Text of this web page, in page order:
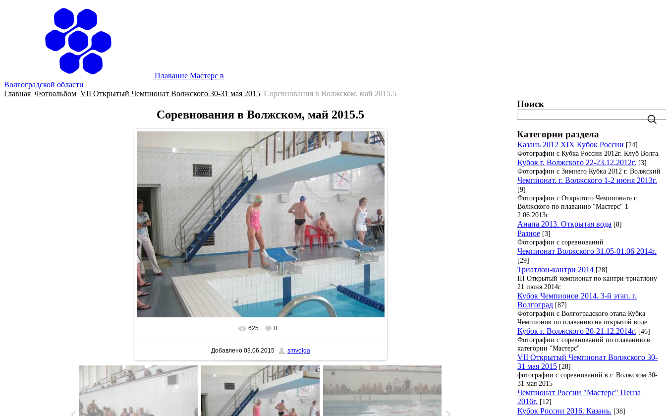
Плавание Мастерс в
Волгоградской области
Главная Фотоальбом VII Открытый Чемпионат Волжского 30-31 мая 2015 Соревнования в Волжском, май 2015.5
Соревнования в Волжском, май 2015.5
В реальном размере 1600x1200
625 0
Добавлено03.06.2015 smvolga
Поиск
Категории раздела
Казань 2012 XIX Кубок России [24]
Фотографии с Кубка России 2012г. Клуб Волга.
Кубок г. Волжского 22-23.12.2012г. [3]
Фотографии с Зимнего Кубка 2012 г. Волжский
Чемпионат. г. Волжского 1-2 июня 2013г.
[9]
Фотографии с Открытого Чемпионата г.
Волжского по плаванию "Мастерс" 1-
2.06.2013г.
Анапа 2013. Открытая вода [8]
Разное [3]
Фотографии с соревнований
Чемпионат Волжского 31.05-01.06 2014г.
[29]
Триатлон-кантри 2014 [28]
III Открытый чемпионат по кантри-триатлону
21 июня 2014г.
Кубок Чемпионов 2014. 3-й этап. г.
Волгоград [87]
Фотографии с Волгоградского этапа Кубка
Чемпионов по плаванию на открытой воде.
Кубок г. Волжского 20-21.12.2014г. [46]
Фотографии с соревнований по плаванию в
категории "Мастерс"
VII Открытый Чемпионат Волжского 30-
31 мая 2015 [28]
фотографии с соревнований в г. Волжском 30-
31 мая 2015
Чемпионат России "Мастерс" Пенза
2016г. [12]
Кубок России 2016. Казань. [38]